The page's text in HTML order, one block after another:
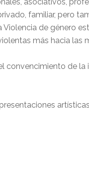
familiar, pero
de género
más hacia las
convencimiento de